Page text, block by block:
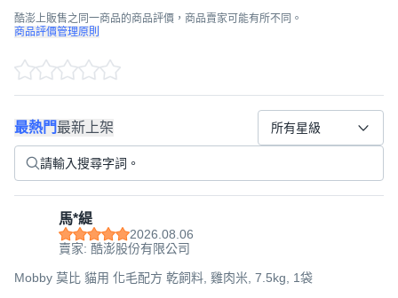
酷澎上販售之同一商品的商品評價，商品賣家可能有所不同。
商品評價管理原則
最熱門最新上架 所有星級
馬*緹
2026.08.06
賣家: 酷澎股份有限公司
Mobby 莫比 貓用 化毛配方 乾飼料, 雞肉米, 7.5kg, 1袋